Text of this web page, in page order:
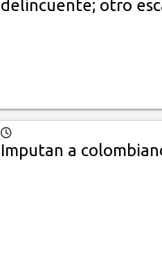
delincuente; otro
Imputan a